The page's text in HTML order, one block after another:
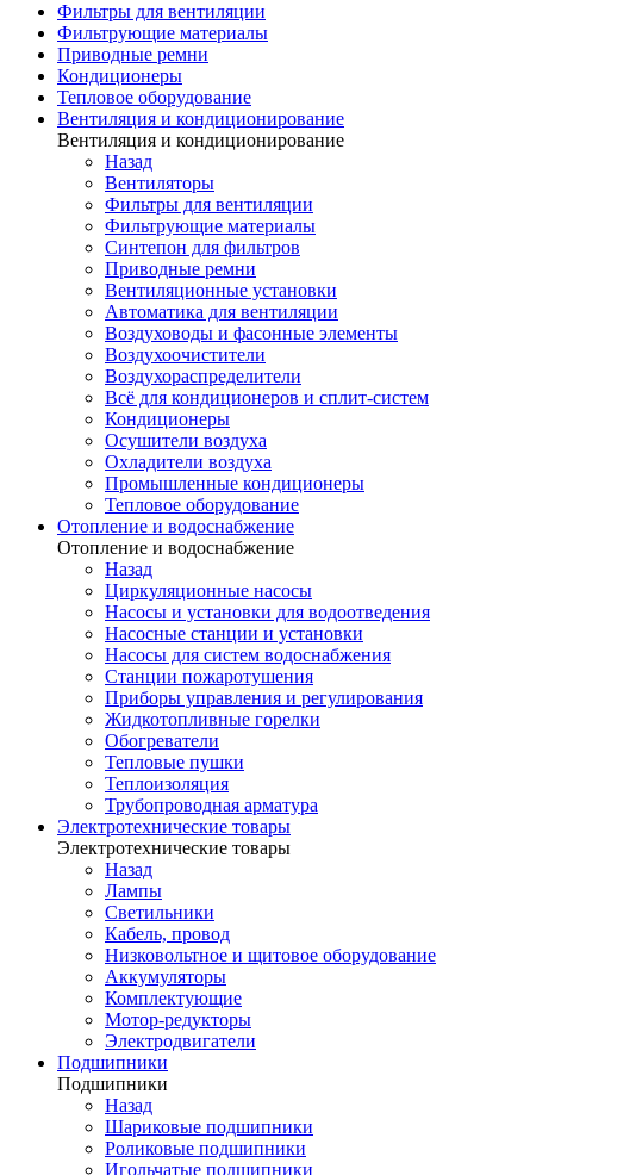
Фильтры для вентиляции
Фильтрующие материалы
Приводные ремни
Кондиционеры
Тепловое оборудование
Вентиляция и кондиционирование
Вентиляция и кондиционирование
Назад
Вентиляторы
Фильтры для вентиляции
Фильтрующие материалы
Синтепон для фильтров
Приводные ремни
Вентиляционные установки
Автоматика для вентиляции
Воздуховоды и фасонные элементы
Воздухоочистители
Воздухораспределители
Всё для кондиционеров и сплит-систем
Кондиционеры
Осушители воздуха
Охладители воздуха
Промышленные кондиционеры
Тепловое оборудование
Отопление и водоснабжение
Отопление и водоснабжение
Назад
Циркуляционные насосы
Насосы и установки для водоотведения
Насосные станции и установки
Насосы для систем водоснабжения
Станции пожаротушения
Приборы управления и регулирования
Жидкотопливные горелки
Обогреватели
Тепловые пушки
Теплоизоляция
Трубопроводная арматура
Электротехнические товары
Электротехнические товары
Назад
Лампы
Светильники
Кабель, провод
Низковольтное и щитовое оборудование
Аккумуляторы
Комплектующие
Мотор-редукторы
Электродвигатели
Подшипники
Подшипники
Назад
Шариковые подшипники
Роликовые подшипники
Игольчатые подшипники